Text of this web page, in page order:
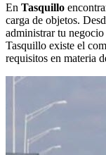
En Tasquillo
carga de objetos.
administrar tu
Tasquillo existe el
requisitos en materia